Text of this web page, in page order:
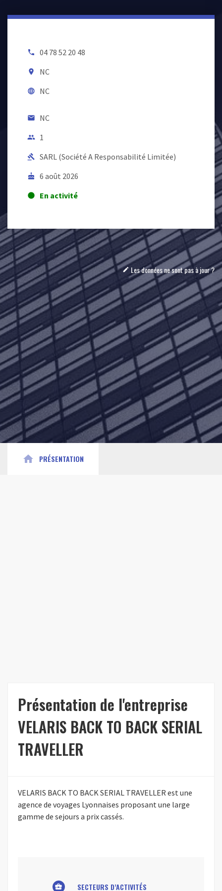
local_phone 04 78 52 20 48
room NC
language NC
email NC
people 1
gavel SARL (Société A Responsabilité Limitée)
cake 6 août 2026
lens En activité
mode_edit Les données ne sont pas à jour ?
home PRÉSENTATION
Présentation de l'entreprise
VELARIS BACK TO BACK SERIAL
TRAVELLER
VELARIS BACK TO BACK SERIAL TRAVELLER est une
agence de voyages Lyonnaises proposant une large
gamme de sejours a prix cassés.
business_center SECTEURS D’ACTIVITÉS